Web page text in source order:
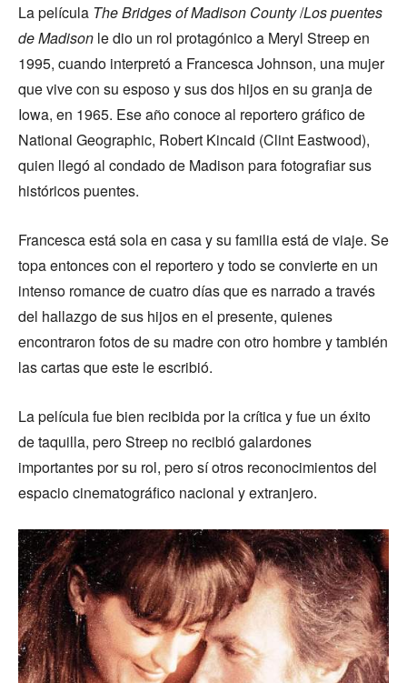
La película The Bridges of Madison County/Los puentes
de Madison le dio un rol protagónico a Meryl Streep en
1995, cuando interpretó a Francesca Johnson, una mujer
que vive con su esposo y sus dos hijos en su granja de
Iowa, en 1965. Ese año conoce al reportero gráfico de
National Geographic, Robert Kincaid (Clint Eastwood),
quien llegó al condado de Madison para fotografiar sus
históricos puentes.
Francesca está sola en casa y su familia está de viaje. Se
topa entonces con el reportero y todo se convierte en un
intenso romance de cuatro días que es narrado a través
del hallazgo de sus hijos en el presente, quienes
encontraron fotos de su madre con otro hombre y también
las cartas que este le escribió.
La película fue bien recibida por la crítica y fue un éxito
de taquilla, pero Streep no recibió galardones
importantes por su rol, pero sí otros reconocimientos del
espacio cinematográfico nacional y extranjero.